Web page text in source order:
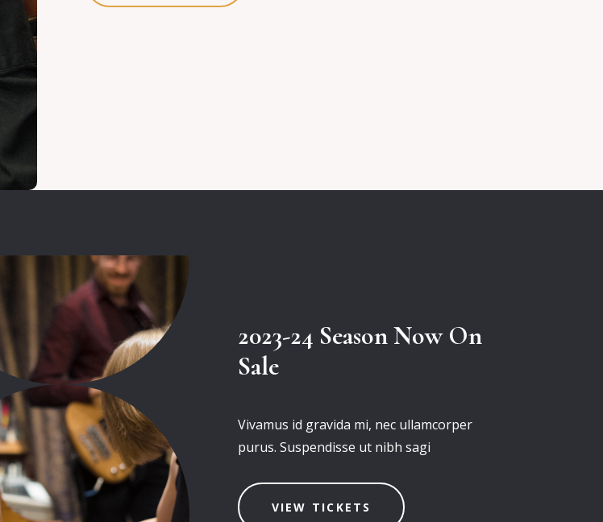
2023-24 Season Now On
Sale
Vivamus id gravida mi, nec ullamcorper
purus. Suspendisse ut nibh sagi
VIEW TICKETS